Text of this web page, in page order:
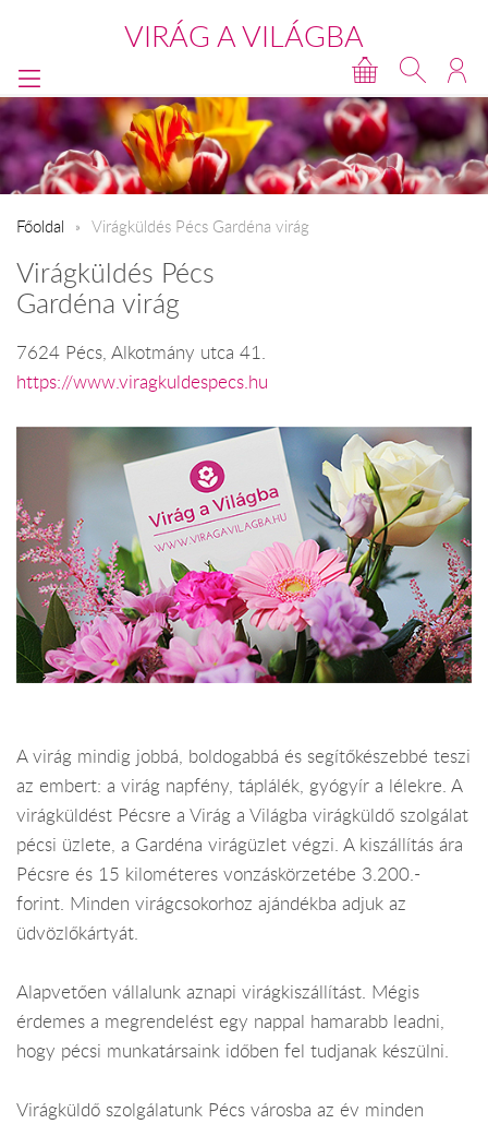
VIRÁG A VILÁGBA
Főoldal Virágküldés Pécs Gardéna virág
Virágküldés Pécs
Gardéna virág
7624 Pécs, Alkotmány utca 41.
https://www.viragkuldespecs.hu
A virág mindig jobbá, boldogabbá és segítőkészebbé teszi
az embert: a virág napfény, táplálék, gyógyír a lélekre. A
virágküldést Pécsre a Virág a Világba virágküldő szolgálat
pécsi üzlete, a Gardéna virágüzlet végzi. A kiszállítás ára
Pécsre és 15 kilométeres vonzáskörzetébe 3.200.-
forint. Minden virágcsokorhoz ajándékba adjuk az
üdvözlőkártyát.
Alapvetően vállalunk aznapi virágkiszállítást. Mégis
érdemes a megrendelést egy nappal hamarabb leadni,
hogy pécsi munkatársaink időben fel tudjanak készülni.
Virágküldő szolgálatunk Pécs városba az év minden